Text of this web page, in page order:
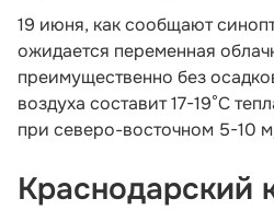
19 июня, как сообщают
ожидается переменная
преимущественно без
воздуха составит 17-19°С
при северо-восточном 5-10
Краснодарский